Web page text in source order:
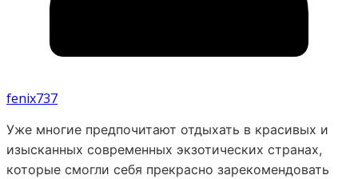
fenix737
Уже многие предпочитают отдыхать в красивых и
изысканных современных экзотических странах,
которые смогли себя прекрасно зарекомендовать